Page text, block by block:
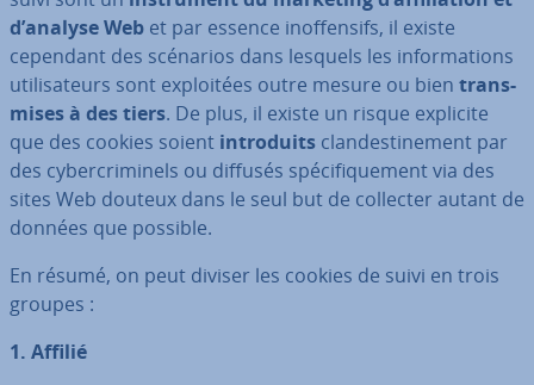
d’analyse Web et par essence inof­fen­sifs, il existe
cependant des scénarios dans lesquels les in­for­ma­tions
uti­li­sa­teurs sont ex­ploi­tées outre mesure ou bien trans­
mises à des tiers. De plus, il existe un risque explicite
que des cookies soient in­tro­duits clan­des­ti­ne­ment par
des cy­ber­cri­mi­nels ou diffusés spé­ci­fi­que­ment via des
sites Web douteux dans le seul but de collecter autant de
données que possible.
En résumé, on peut diviser les cookies de suivi en trois
groupes :
1. Affilié